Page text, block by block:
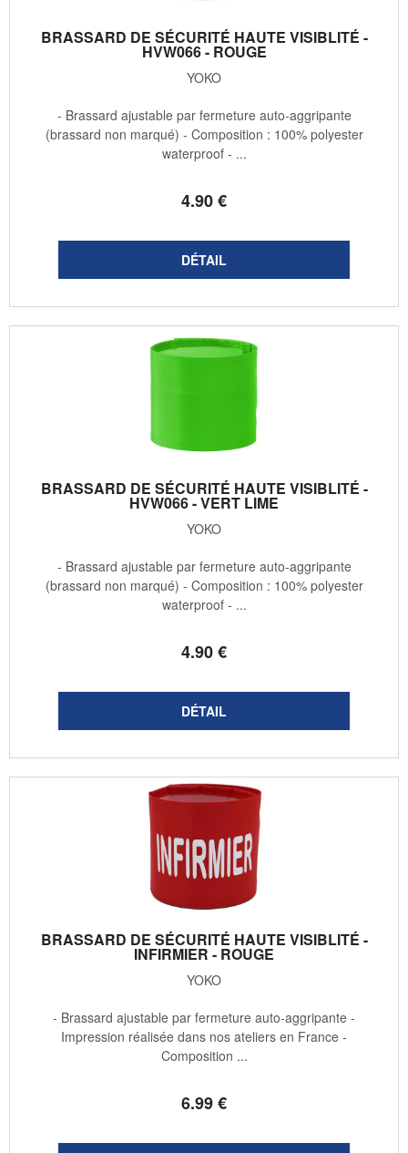
BRASSARD DE SÉCURITÉ HAUTE VISIBLITÉ -
HVW066 - ROUGE
YOKO
4.90€
- Brassard ajustable par fermeture auto-aggripante
(brassard non marqué) - Composition : 100% polyester
waterproof - ...
BRASSARD DE SÉCURITÉ HAUTE VISIBLITÉ -
HVW066 - VERT LIME
YOKO
4.90€
- Brassard ajustable par fermeture auto-aggripante
(brassard non marqué) - Composition : 100% polyester
waterproof - ...
BRASSARD DE SÉCURITÉ HAUTE VISIBLITÉ -
INFIRMIER - ROUGE
YOKO
6.99€
- Brassard ajustable par fermeture auto-aggripante -
Impression réalisée dans nos ateliers en France -
Composition ...